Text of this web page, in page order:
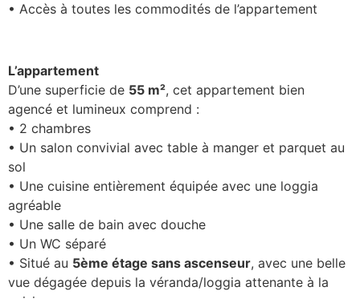
• Accès à toutes les commodités de l’appartement
L’appartement
D’une superficie de 55 m², cet appartement bien
agencé et lumineux comprend :
• 2 chambres
• Un salon convivial avec table à manger et parquet au
sol
• Une cuisine entièrement équipée avec une loggia
agréable
• Une salle de bain avec douche
• Un WC séparé
• Situé au 5ème étage sans ascenseur, avec une belle
vue dégagée depuis la véranda/loggia attenante à la